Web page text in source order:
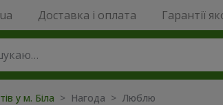
Доставка і оплата Гарантії
у м. Біла > Нагода > Люблю